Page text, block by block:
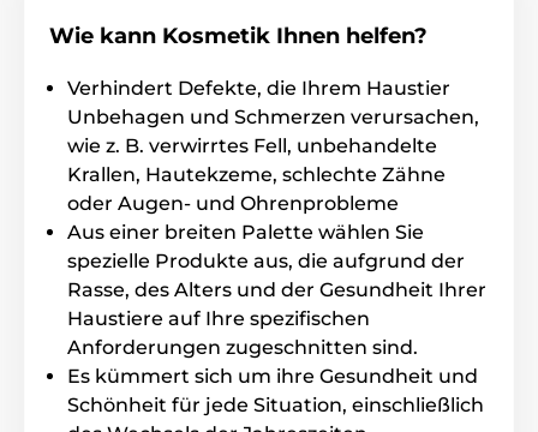
regelmäßiger Anwendung wird das Fell schön
geschmeidig und weich, was Sie und Ihr Vierbeiner
Anwendung: Befeuchten Sie das Fell mit reichlich
lauwarmem Wasser und tragen Sie das Shampoo auf
Nacken, Rücken, Hände und Füße auf. Zu einem
reichhaltigen, cremigen Schaum einmassieren und
eine Weile einwirken lassen. Spülen und den Hund
abschütteln lassen. Mit einem Handtuch und Fön
trocknen, restliche Feuchtigkeit entfernen und das
Fell bürsten.
Vorteile
100 % natürlicher Aloe-Vera-Extrakt
Wie kann Kosmetik Ihnen helfen?
Verhindert Defekte, die Ihrem Haustier
Unbehagen und Schmerzen verursachen,
wie z. B. verwirrtes Fell, unbehandelte
Krallen, Hautekzeme, schlechte Zähne
oder Augen- und Ohrenprobleme
Aus einer breiten Palette wählen Sie
spezielle Produkte aus, die aufgrund der
Rasse, des Alters und der Gesundheit Ihrer
Haustiere auf Ihre spezifischen
Anforderungen zugeschnitten sind.
Es kümmert sich um ihre Gesundheit und
Schönheit für jede Situation, einschließlich